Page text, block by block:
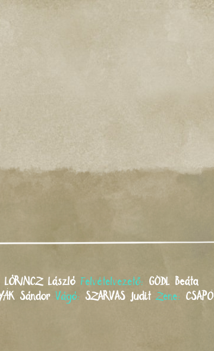
LŐRINCZ László Felvételvezető: GÖDL Beáta
Sándor Vágó: SZARVAS Judit Zene: CSAPÓ